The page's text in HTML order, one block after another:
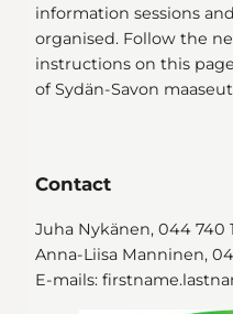
information sessions
organised. Follow the
instructions on this
of Sydän-Savon
Contact
Juha Nykänen, 044 740
Anna-Liisa Manninen,
E-mails: